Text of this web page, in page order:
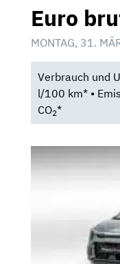
Euro
MONTAG, 31.
Verbrauch und
l/100 km* •
CO2*